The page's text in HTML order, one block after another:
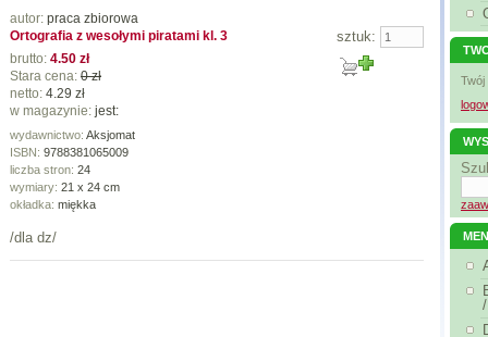
autor: praca zbiorowa
Ortografia z wesołymi piratami kl. 3
brutto: 4.50 zł
Stara cena: 0 zł
netto: 4.29 zł
w magazynie: jest:
sztuk:
wydawnictwo: Aksjomat
ISBN: 9788381065009
liczba stron: 24
wymiary: 21 x 24 cm
okładka: miękka
/dla dz/